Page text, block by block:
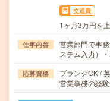
交通費
1ヶ月3万円を
仕事内容
営業部門で事
ステム入力）
応募資格
ブランクOK /
営業事務の経